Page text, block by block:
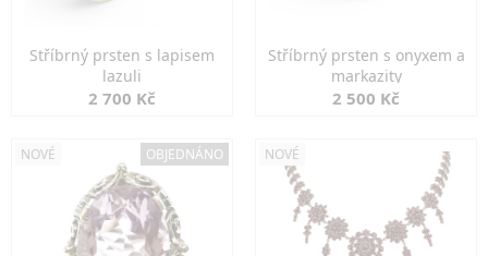
Stříbrný prsten s lapisem
lazuli
2 700 Kč
Stříbrný prsten s onyxem a
markazity
2 500 Kč
NOVÉ OBJEDNÁNO NOVÉ